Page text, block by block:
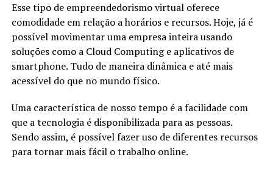
Esse tipo de empreendedorismo virtual oferece
comodidade em relação a horários e recursos. Hoje, já é
possível movimentar uma empresa inteira usando
soluções como a Cloud Computing e aplicativos de
smartphone. Tudo de maneira dinâmica e até mais
acessível do que no mundo físico.
Uma característica de nosso tempo é a facilidade com
que a tecnologia é disponibilizada para as pessoas.
Sendo assim, é possível fazer uso de diferentes recursos
para tornar mais fácil o trabalho online.